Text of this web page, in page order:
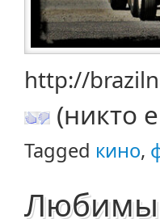
http://
(никто
Tagged кино,